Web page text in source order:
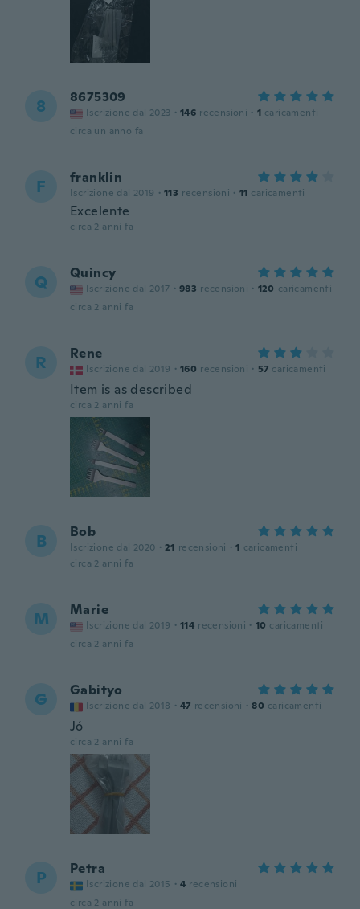
8 8675309
Iscrizione dal 2023 · 146 recensioni · 1 caricamenti
circa un anno fa
F franklin
Iscrizione dal 2019 · 113 recensioni · 11 caricamenti
Excelente
circa 2 anni fa
Q Quincy
Iscrizione dal 2017 · 983 recensioni · 120 caricamenti
circa 2 anni fa
R Rene
Iscrizione dal 2019 · 160 recensioni · 57 caricamenti
Item is as described
circa 2 anni fa
B Bob
Iscrizione dal 2020 · 21 recensioni · 1 caricamenti
circa 2 anni fa
M Marie
Iscrizione dal 2019 · 114 recensioni · 10 caricamenti
circa 2 anni fa
G Gabityo
Iscrizione dal 2018 · 47 recensioni · 80 caricamenti
Jó
circa 2 anni fa
P Petra
Iscrizione dal 2015 · 4 recensioni
circa 2 anni fa